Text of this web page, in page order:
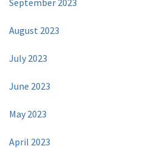
September 2023
August 2023
July 2023
June 2023
May 2023
April 2023